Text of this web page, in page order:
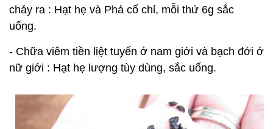
chảy ra : Hạt hẹ và Phá cố chỉ, mỗi thứ 6g sắc
uống.
- Chữa viêm tiền liệt tuyến ở nam giới và bạch đới ở
nữ giới : Hạt hẹ lượng tùy dùng, sắc uống.